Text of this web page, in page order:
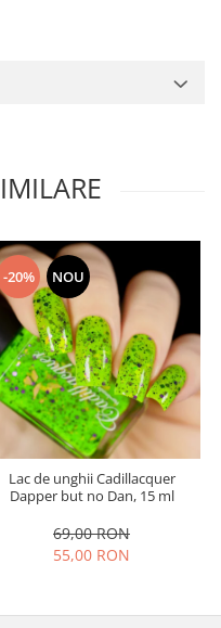
-20% NOU
Lac de unghii Cadillacquer
Dapper but no Dan, 15 ml
69,00 RON
55,00 RON